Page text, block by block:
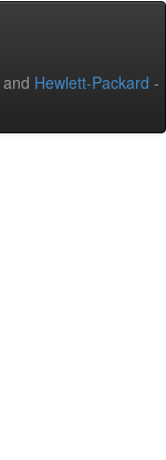
and Hewlett-Packard -